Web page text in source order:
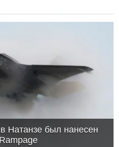
Натанзе был нанесен